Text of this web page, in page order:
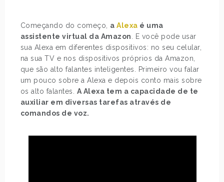
Começando do começo, aAlexa é uma
assistente virtual da Amazon
. E você pode usar
sua Alexa em diferentes dispositivos: no seu celular,
na sua TV e nos dispositivos próprios da Amazon,
que são alto falantes inteligentes. Primeiro vou falar
um pouco sobre a Alexa e depois conto mais sobre
os alto falantes. A Alexa tem a capacidade de te
auxiliar em diversas tarefas através de
comandos de voz.